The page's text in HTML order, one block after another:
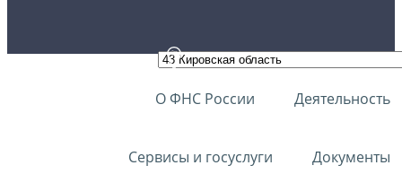
О ФНС России Деятельность
Сервисы и госуслуги Документы